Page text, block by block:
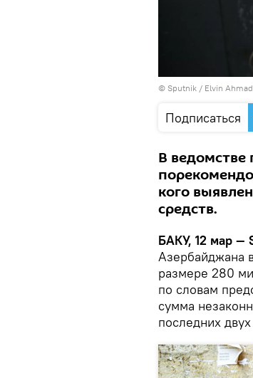
© Sputnik / Elvin Ahmad
Подписаться
В ведомстве
кого
средств.
БАКУ, 12 мар —
Азербайджана
размере 280
по словам
сумма
последних двух